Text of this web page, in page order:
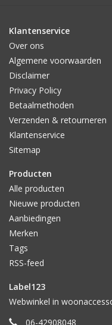
Klantenservice
Over ons
Algemene voorwaarden
Disclaimer
Privacy Policy
Betaalmethoden
Verzenden & retourneren
Klantenservice
Sitemap
Producten
Alle producten
Nieuwe producten
Aanbiedingen
Merken
Tags
RSS-feed
Label123
Webwinkel in
06-42908048